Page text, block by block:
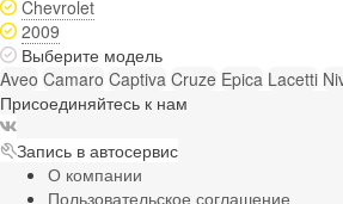
Chevrolet
2009
Выберите модель
Aveo Camaro Captiva Cruze Epica Lacetti
Присоединяйтесь к нам
Запись в автосервис
О компании
Пользовательское соглашение